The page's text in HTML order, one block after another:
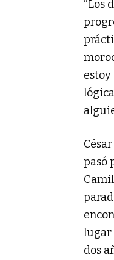
“Los
estoy
pasó
lugar
dos